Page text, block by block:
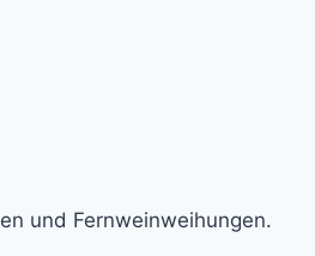
und Fernweinweihungen.